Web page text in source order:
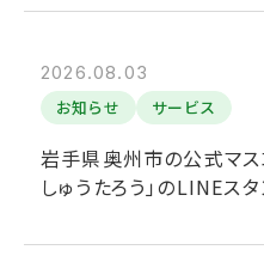
2026.08.03
お知らせ
サービス
岩手県奥州市の公式マス
しゅうたろう」のLINEス